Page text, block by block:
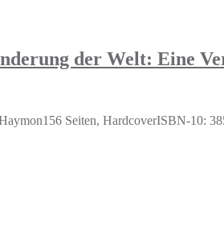
der Welt: Eine
Seiten, HardcoverISBN-10: